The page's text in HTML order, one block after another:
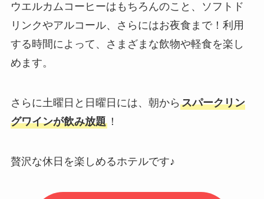
ウエルカムコーヒーはもちろんのこと、ソフトド
リンクやアルコール、さらにはお夜食まで！利用
する時間によって、さまざまな飲物や軽食を楽し
めます。
さらに土曜日と日曜日には、朝から スパークリン
グワインが飲み放題！
贅沢な休日を楽しめるホテルです♪